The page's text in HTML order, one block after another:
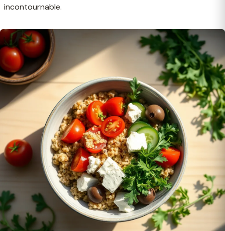
incontournable.